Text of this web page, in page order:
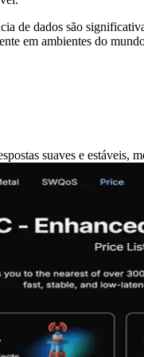
de dados são
em ambientes do
suaves e estáveis,